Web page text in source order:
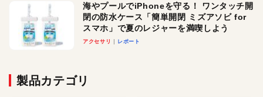
海やプールでiPhoneを守る！ ワンタッチ開
閉の防水ケース「簡単開閉 ミズアソビ for
スマホ」で夏のレジャーを満喫しよう
アクセサリ レポート
製品カテゴリ